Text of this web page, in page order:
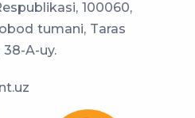
100060,
tumani, Taras
38-A-uy.